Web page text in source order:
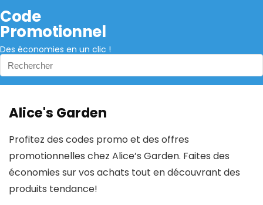
Code
Promotionnel
Des économies en un clic !
Alice's Garden
Profitez des codes promo et des offres
promotionnelles chez Alice’s Garden. Faites des
économies sur vos achats tout en découvrant des
produits tendance!